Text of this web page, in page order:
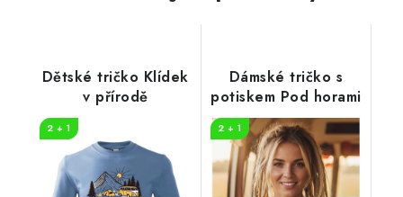
Dětské tričko Klídek
v přírodě
2 + 1
Dámské tričko s
potiskem Pod horami
2 + 1